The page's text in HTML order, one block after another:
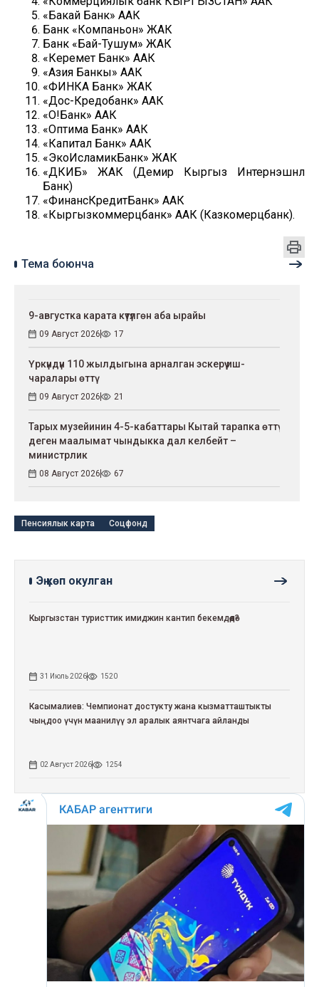
«Бакай Банк» ААК
Банк «Компаньон» ЖАК
Банк «Бай-Тушум» ЖАК
«Керемет Банк» ААК
«Азия Банкы» ААК
«ФИНКА Банк» ЖАК
«Дос-Кредобанк» ААК
«О!Банк» ААК
«Оптима Банк» ААК
«Капитал Банк» ААК
«ЭкоИсламикБанк» ЖАК
«ДКИБ» ЖАК (Демир Кыргыз Интернэшнл
Банк)
«ФинансКредитБанк» ААК
«Кыргызкоммерцбанк» ААК (Казкомерцбанк).
Тема боюнча
9-августка карата күтүлгөн аба ырайы
09 Август 2026 17
Үркүндүн 110 жылдыгына арналган эскерүү иш-
чаралары өттү
09 Август 2026 21
Тарых музейинин 4-5-кабаттары Кытай тарапка өттү
деген маалымат чындыкка дал келбейт –
министрлик
08 Август 2026 67
Пенсиялык карта Соцфонд
Эң көп окулган
Кыргызстан туристтик имиджин кантип бекемдөөдө?
31 Июль 2026 1520
Касымалиев: Чемпионат достукту жана кызматташтыкты
чыңдоо үчүн маанилүү эл аралык аянтчага айланды
02 Август 2026 1254